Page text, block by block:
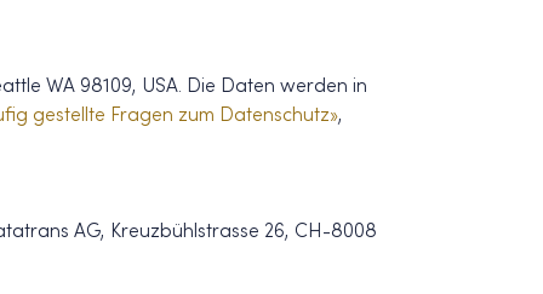
WA 98109, USA. Die Daten werden in
gestellte Fragen zum Datenschutz»,
AG, Kreuzbühlstrasse 26, CH-8008